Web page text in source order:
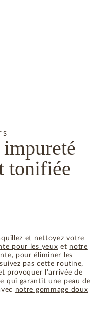
impureté
tonifiée
et nettoyez votre
pour les yeux et notre
, pour éliminer les
pas cette routine,
provoquer l’arrivée de
qui garantit une peau de
notre gommage doux